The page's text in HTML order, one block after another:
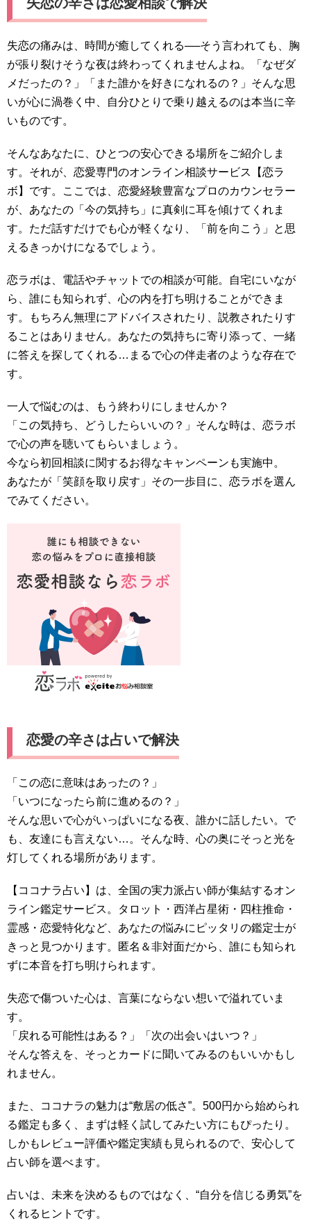
失恋の痛みは、時間が癒してくれる──そう言われても、胸
が張り裂けそうな夜は終わってくれませんよね。「なぜダ
メだったの？」「また誰かを好きになれるの？」そんな思
いが心に渦巻く中、自分ひとりで乗り越えるのは本当に辛
いものです。
そんなあなたに、ひとつの安心できる場所をご紹介しま
す。それが、恋愛専門のオンライン相談サービス【恋ラ
ボ】です。ここでは、恋愛経験豊富なプロのカウンセラー
が、あなたの「今の気持ち」に真剣に耳を傾けてくれま
す。ただ話すだけでも心が軽くなり、「前を向こう」と思
えるきっかけになるでしょう。
恋ラボは、電話やチャットでの相談が可能。自宅にいなが
ら、誰にも知られず、心の内を打ち明けることができま
す。もちろん無理にアドバイスされたり、説教されたりす
ることはありません。あなたの気持ちに寄り添って、一緒
に答えを探してくれる…まるで心の伴走者のような存在で
す。
一人で悩むのは、もう終わりにしませんか？
「この気持ち、どうしたらいいの？」そんな時は、恋ラボ
で心の声を聴いてもらいましょう。
今なら初回相談に関するお得なキャンペーンも実施中。
あなたが「笑顔を取り戻す」その一歩目に、恋ラボを選ん
でみてください。
恋愛の辛さは占いで解決
「この恋に意味はあったの？」
「いつになったら前に進めるの？」
そんな思いで心がいっぱいになる夜、誰かに話したい。で
も、友達にも言えない…。そんな時、心の奥にそっと光を
灯してくれる場所があります。
【ココナラ占い】は、全国の実力派占い師が集結するオン
ライン鑑定サービス。タロット・西洋占星術・四柱推命・
霊感・恋愛特化など、あなたの悩みにピッタリの鑑定士が
きっと見つかります。匿名＆非対面だから、誰にも知られ
ずに本音を打ち明けられます。
失恋で傷ついた心は、言葉にならない想いで溢れていま
す。
「戻れる可能性はある？」「次の出会いはいつ？」
そんな答えを、そっとカードに聞いてみるのもいいかもし
れません。
また、ココナラの魅力は“敷居の低さ”。500円から始められ
る鑑定も多く、まずは軽く試してみたい方にもぴったり。
しかもレビュー評価や鑑定実績も見られるので、安心して
占い師を選べます。
占いは、未来を決めるものではなく、“自分を信じる勇気”を
くれるヒントです。